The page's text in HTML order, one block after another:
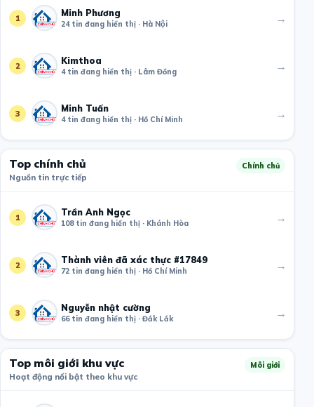
1 Minh Phương
24 tin đang hiển thị · Hà Nội →
2 Kimthoa
4 tin đang hiển thị · Lâm Đồng →
3 Minh Tuấn
4 tin đang hiển thị · Hồ Chí Minh →
Top chính chủ
Nguồn tin trực tiếp
Chính chủ
1 Trần Anh Ngọc
108 tin đang hiển thị · Khánh Hòa →
2 Thành viên đã xác thực #17849
72 tin đang hiển thị · Hồ Chí Minh →
3 Nguyễn nhật cường
66 tin đang hiển thị · Đắk Lắk →
Top môi giới khu vực
Hoạt động nổi bật theo khu vực
Môi giới